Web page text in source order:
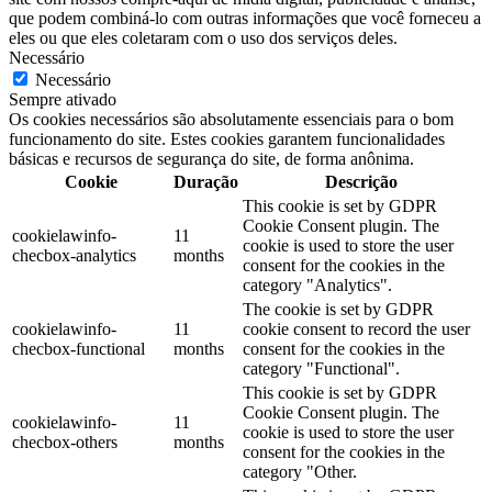
que podem combiná-lo com outras informações que você forneceu a
eles ou que eles coletaram com o uso dos serviços deles.
Necessário
Necessário
Sempre ativado
Os cookies necessários são absolutamente essenciais para o bom
funcionamento do site. Estes cookies garantem funcionalidades
básicas e recursos de segurança do site, de forma anônima.
Cookie
Duração Descrição
cookielawinfo-
checbox-analytics
11
months
This cookie is set by GDPR
Cookie Consent plugin. The
cookie is used to store the user
consent for the cookies in the
category "Analytics".
cookielawinfo-
checbox-functional
11
months
The cookie is set by GDPR
cookie consent to record the user
consent for the cookies in the
category "Functional".
cookielawinfo-
checbox-others
11
months
This cookie is set by GDPR
Cookie Consent plugin. The
cookie is used to store the user
consent for the cookies in the
category "Other.